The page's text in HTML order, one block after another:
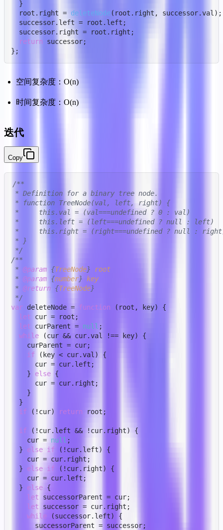
  }
  root.
right = deleteNode (root. right , successor.val);
  successor.
left = root. left ;
  successor.
right = root. right ;
return successor;
};
空间复杂度：O(n)
时间复杂度：O(n)
迭代
Copy
/**
* Definition for a binary tree node.
* function TreeNode(val, left, right) {
*     this.val = (val===undefined ? 0 : val)
*     this.left = (left===undefined ? null : left)
*     this.right = (right===undefined ? null :
* }
*/
/**
* @param {TreeNode} root
* @param {number} key
* @return {TreeNode}
*/
var deleteNode = function ( root, key) {
let cur = root;
let curParent = null ;
while (cur && cur.val
!== key) {
    curParent = cur;
if (key < cur.val ) {
      cur = cur.
left ;
    }
else {
      cur = cur.
right ;
    }
  }
if (!cur) return root;
if (!cur. left && !cur. right) {
    cur =
null ;
  }
else if (!cur. left) {
    cur = cur.
right ;
  }
else if (!cur. right) {
    cur = cur.
left ;
  }
else {
let successorParent = cur;
let successor = cur. right ;
while (successor. left) {
      successorParent = successor;